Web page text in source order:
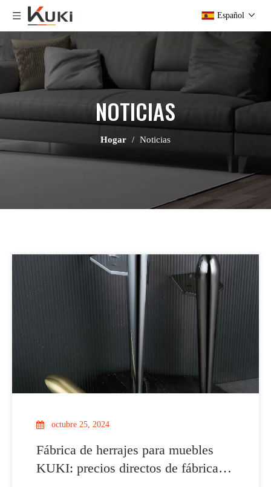
Español
NOTICIAS
Hogar / Noticias
octubre 25, 2024
Fábrica de herrajes para muebles
KUKI: precios directos de fábrica en